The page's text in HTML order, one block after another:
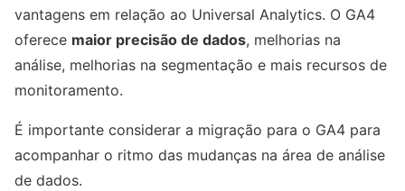
vantagens em relação ao Universal Analytics. O GA4
oferece maior precisão de dados, melhorias na
análise, melhorias na segmentação e mais recursos de
monitoramento.
É importante considerar a migração para o GA4 para
acompanhar o ritmo das mudanças na área de análise
de dados.